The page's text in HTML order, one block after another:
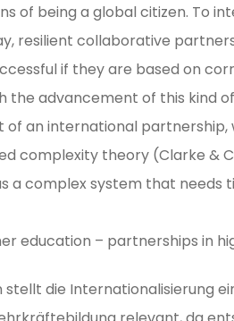
of being a global citizen. To
resilient collaborative
if they are based on
advancement of this kind
an international
complexity theory (Clarke &
complex system that needs
education – partnerships in
die Internationalisierung